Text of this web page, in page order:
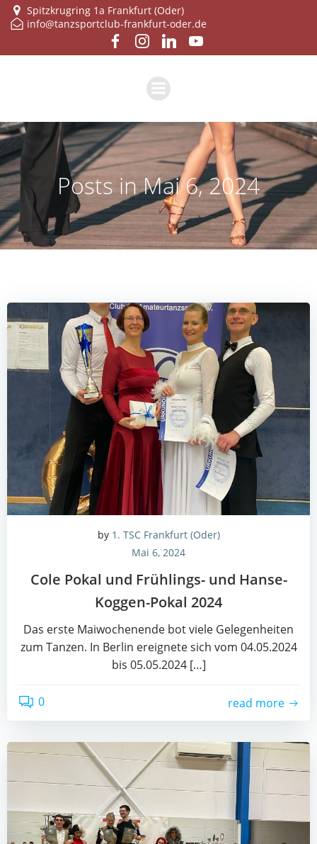
Zum
Inhalt
springen
Spitzkrugring 1a Frankfurt (Oder)
info@tanzsportclub-frankfurt-oder.de
Posts in Mai 6, 2024
by 1. TSC Frankfurt (Oder)
Mai 6, 2024
Cole Pokal und Früh­lings- und Han­se-
Kog­gen-Pokal 2024
Das ers­te Mai­wo­chen­en­de bot vie­le Gele­gen­hei­ten
zum Tan­zen. In Ber­lin ereig­ne­te sich vom 04.05.2024
bis 05.05.2024 […]
0 read more